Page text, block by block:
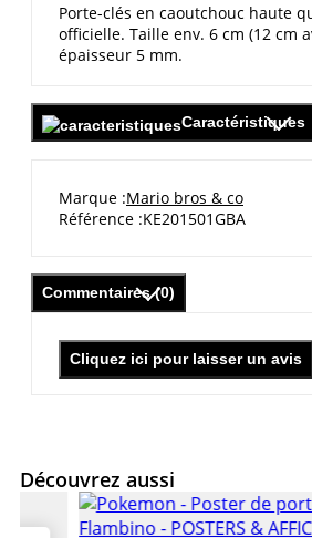
Porte-clés en caoutchouc haute
officielle. Taille env. 6 cm (12 cm
épaisseur 5 mm.
Caractéristiques
Marque Mario bros & co
Référence KE201501GBA
Commentaires (0)
Cliquez ici pour laisser un avis
Découvrez aussi